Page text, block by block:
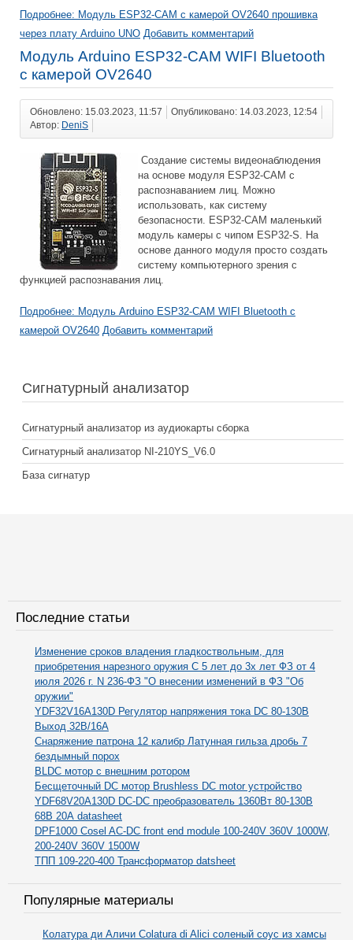
Подробнее: Модуль ESP32-CAM с камерой OV2640 прошивка
через плату Arduino UNO Добавить комментарий
Модуль Arduino ESP32-CAM WIFI Bluetooth
с камерой OV2640
Обновлено: 15.03.2023, 11:57
Опубликовано: 14.03.2023, 12:54
Автор:
DeniS
Cоздание системы видеонаблюдения
на основе модуля ESP32-CAM с
распознаванием лиц. Можно
использовать, как систему
безопасности. ESP32-CAM маленький
модуль камеры с чипом ESP32-S. На
основе данного модуля просто создать
систему компьютерного зрения с
функцией распознавания лиц.
Подробнее: Модуль Arduino ESP32-CAM WIFI Bluetooth с
камерой OV2640 Добавить комментарий
Сигнатурный анализатор
Сигнатурный анализатор из аудиокарты сборка
Сигнатурный анализатор NI-210YS_V6.0
База сигнатур
Последние статьи
Изменение сроков владения гладкоствольным, для
приобретения нарезного оружия С 5 лет до 3х лет ФЗ от 4
июля 2026 г. N 236-ФЗ "О внесении изменений в ФЗ "Об
оружии"
YDF32V16A130D Регулятор напряжения тока DC 80-130В
Выход 32В/16А
Снаряжение патрона 12 калибр Латунная гильза дробь 7
бездымный порох
BLDC мотор с внешним ротором
Бесщеточный DC мотор Brushless DC motor устройство
YDF68V20A130D DC-DC преобразователь 1360Вт 80-130В
68В 20А datasheet
DPF1000 Cosel AC-DC front end module 100-240V 360V 1000W,
200-240V 360V 1500W
ТПП 109-220-400 Трансформатор datsheet
Популярные материалы
Колатура ди Аличи Colatura di Alici соленый соус из хамсы